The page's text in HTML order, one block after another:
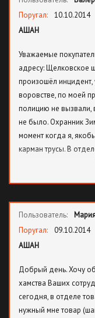
обратно.
Поругал:
10.10.2014
АШАН
Уважаемые
адресу: Щелковское
произошёл инцидент,
воровстве, по моей
полицию не вызвали,
не было. Охранник
момент когда я,
карман трусы. В
признаться в
подаст на меня в
кошелька, взяв в
тот охотно
он попал, убежал, не
свою жалобу, но
Зимницкого надо
судимость, т. к. сам в
наводит на мысль! У
Пользователь:
Поругал:
09.10.2014
АШАН
Добрый день. Хочу
хамства Ваших
сегодня, в отделе
нужный мне товар